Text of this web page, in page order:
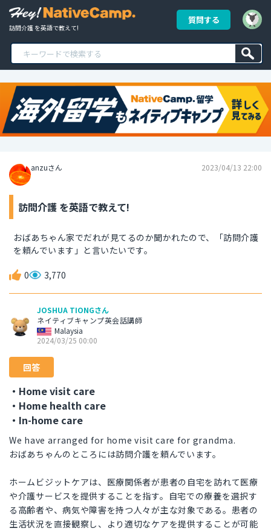
訪問介護 を英語で教えて!
質問する
anzuさん 2023/04/13 22:00
訪問介護 を英語で教えて!
おばあちゃん家でだれが見てるのか聞かれたので、「訪問介護
を頼んでいます」と言いたいです。
0 3,770
JOSHUA TIONGさん
ネイティブキャンプ英会話講師
Malaysia
2024/03/25 00:00
回答
・Home visit care
・Home health care
・In-home care
We have arranged for home visit care for grandma.
おばあちゃんのところには訪問介護を頼んでいます。
ホームビジットケアは、医療関係者が患者の自宅を訪れて医療
や介護サービスを提供することを指す。自宅での療養を選択す
る高齢者や、病気や障害を持つ人々が主な対象である。患者の
生活状況を直接観察し、より適切なケアを提供することが可能